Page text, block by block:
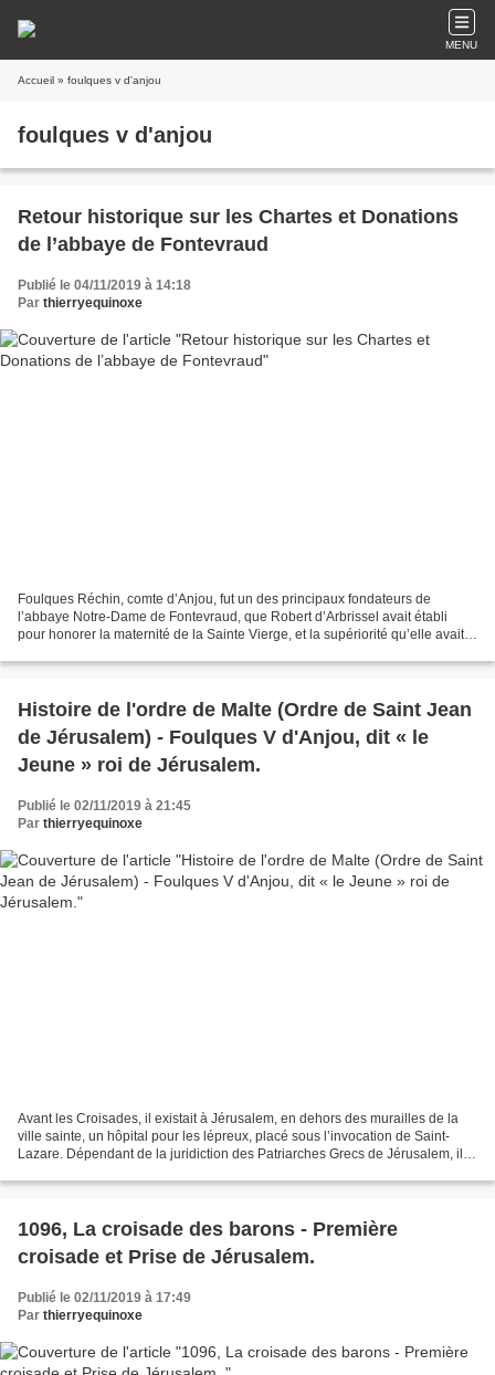
MENU
Accueil » foulques v d'anjou
foulques v d'anjou
Retour historique sur les Chartes et Donations
de l’abbaye de Fontevraud
Publié le 04/11/2019 à 14:18
Par thierryequinoxe
Foulques Réchin, comte d’Anjou, fut un des principaux fondateurs de
l’abbaye Notre-Dame de Fontevraud, que Robert d’Arbrissel avait établi
pour honorer la maternité de la Sainte Vierge, et la supériorité qu’elle avait
Histoire de l'ordre de Malte (Ordre de Saint Jean
de Jérusalem) - Foulques V d'Anjou, dit « le
Jeune » roi de Jérusalem.
Publié le 02/11/2019 à 21:45
Par thierryequinoxe
Avant les Croisades, il existait à Jérusalem, en dehors des murailles de la
ville sainte, un hôpital pour les lépreux, placé sous l’invocation de Saint-
Lazare. Dépendant de la juridiction des Patriarches Grecs de Jérusalem, il
1096, La croisade des barons - Première
croisade et Prise de Jérusalem.
Publié le 02/11/2019 à 17:49
Par thierryequinoxe